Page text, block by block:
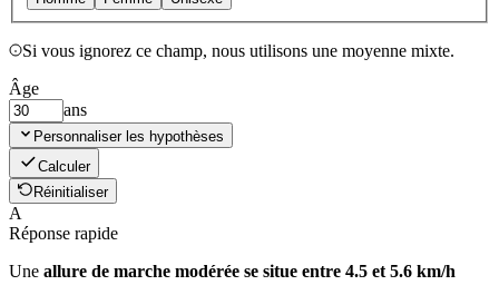
Si vous ignorez ce champ, nous utilisons une moyenne mixte.
Âge
ans
Personnaliser les hypothèses
Calculer
Réinitialiser
A
Réponse rapide
Une allure de marche modérée se situe entre 4.5 et 5.6 km/h